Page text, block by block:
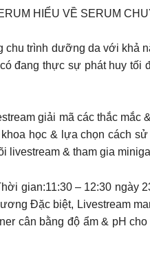
HIỂU VỀ SERUM
chu trình dưỡng da với khả
đang thực sự phát huy tối
giải mã các thắc
học & lựa chọn cách
livestream & tham gia
gian:11:30 – 12:30 ngày
Đặc biệt, Livestream
cân bằng độ ẩm & pH